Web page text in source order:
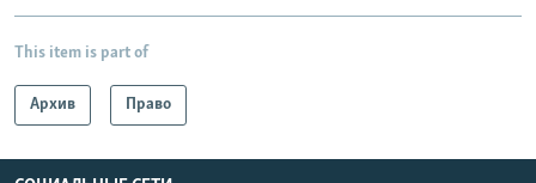
This item is part of
Архив Право